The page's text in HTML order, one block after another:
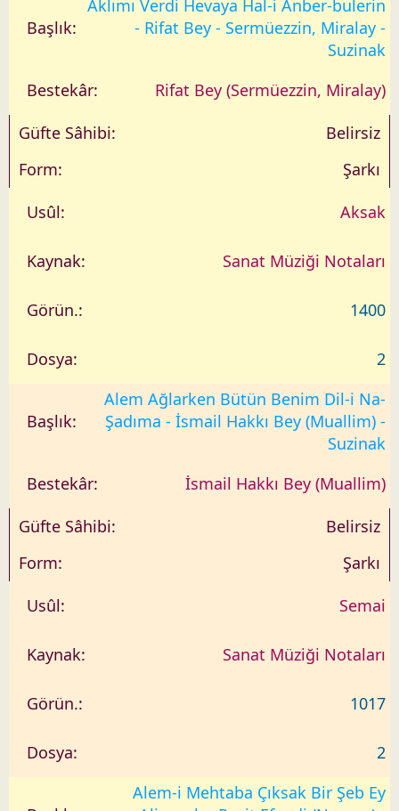
Aklımı Verdi Hevaya Hal-i Anber-bulerin
- Rifat Bey - Sermüezzin, Miralay -
Suzinak
Rifat Bey (Sermüezzin, Miralay)
Belirsiz
Şarkı
Aksak
Sanat Müziği Notaları
1400
2
Alem Ağlarken Bütün Benim Dil-i Na-
Şadıma - İsmail Hakkı Bey (Muallim) -
Suzinak
İsmail Hakkı Bey (Muallim)
Belirsiz
Şarkı
Semai
Sanat Müziği Notaları
1017
2
Alem-i Mehtaba Çıksak Bir Şeb Ey